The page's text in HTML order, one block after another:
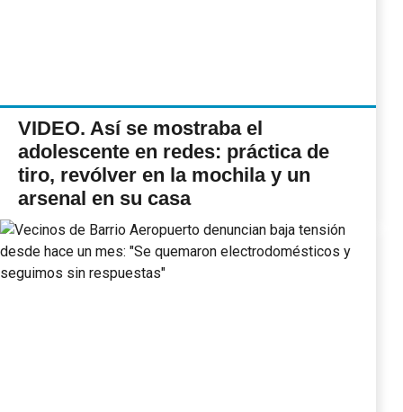
VIDEO. Así se mostraba el
adolescente en redes: práctica de
tiro, revólver en la mochila y un
arsenal en su casa